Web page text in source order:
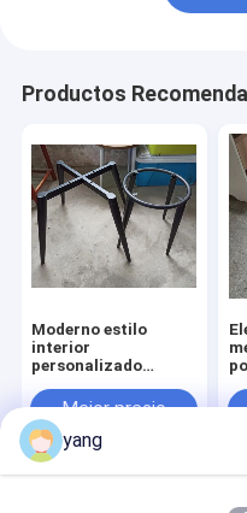
Productos
Moderno estilo
interior
personalizado
muebles de metal
con acabado de
plata
Mejor precio
yang